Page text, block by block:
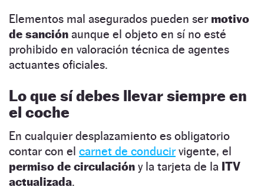
Elementos mal asegurados pueden ser motivo
de sanción aunque el objeto en sí no esté
prohibido en valoración técnica de agentes
actuantes oficiales.
Lo que sí debes llevar siempre en
el coche
En cualquier desplazamiento es obligatorio
contar con el carnet de conducir vigente, el
permiso de circulación y la tarjeta de la ITV
actualizada.